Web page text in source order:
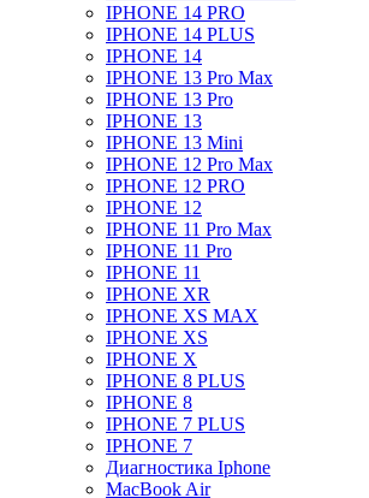
IPHONE 14 PRO
IPHONE 14 PLUS
IPHONE 14
IPHONE 13 Pro Max
IPHONE 13 Pro
IPHONE 13
IPHONE 13 Mini
IPHONE 12 Pro Max
IPHONE 12 PRO
IPHONE 12
IPHONE 11 Pro Max
IPHONE 11 Pro
IPHONE 11
IPHONE XR
IPHONE XS MAX
IPHONE XS
IPHONE X
IPHONE 8 PLUS
IPHONE 8
IPHONE 7 PLUS
IPHONE 7
Диагностика Iphone
MacBook Air